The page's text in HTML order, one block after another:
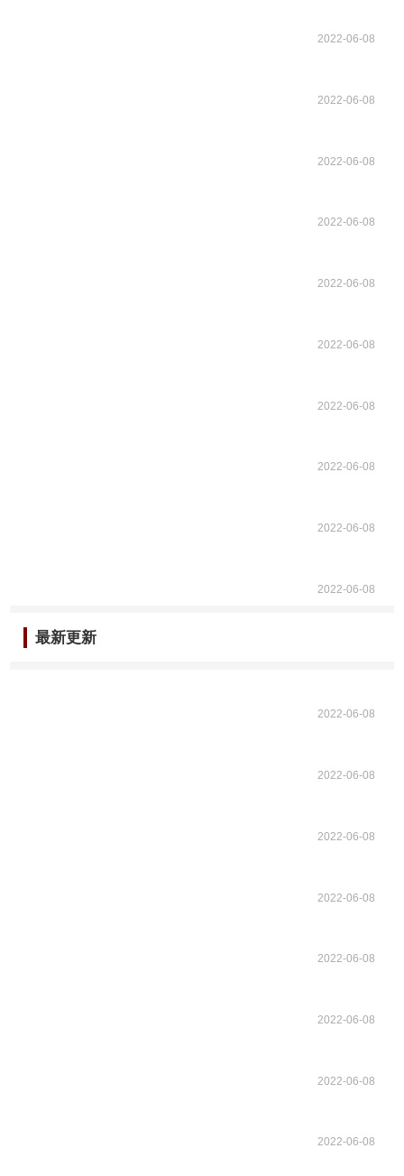
2022-06-08
2022-06-08
2022-06-08
2022-06-08
2022-06-08
2022-06-08
2022-06-08
2022-06-08
2022-06-08
2022-06-08
最新更新
2022-06-08
2022-06-08
2022-06-08
2022-06-08
2022-06-08
2022-06-08
2022-06-08
2022-06-08